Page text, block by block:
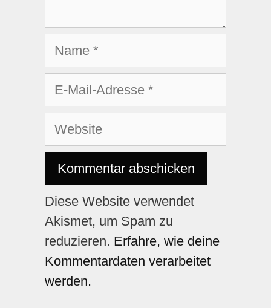
Diese Website verwendet
Akismet, um Spam zu
reduzieren. Erfahre, wie deine
Kommentardaten verarbeitet
werden.